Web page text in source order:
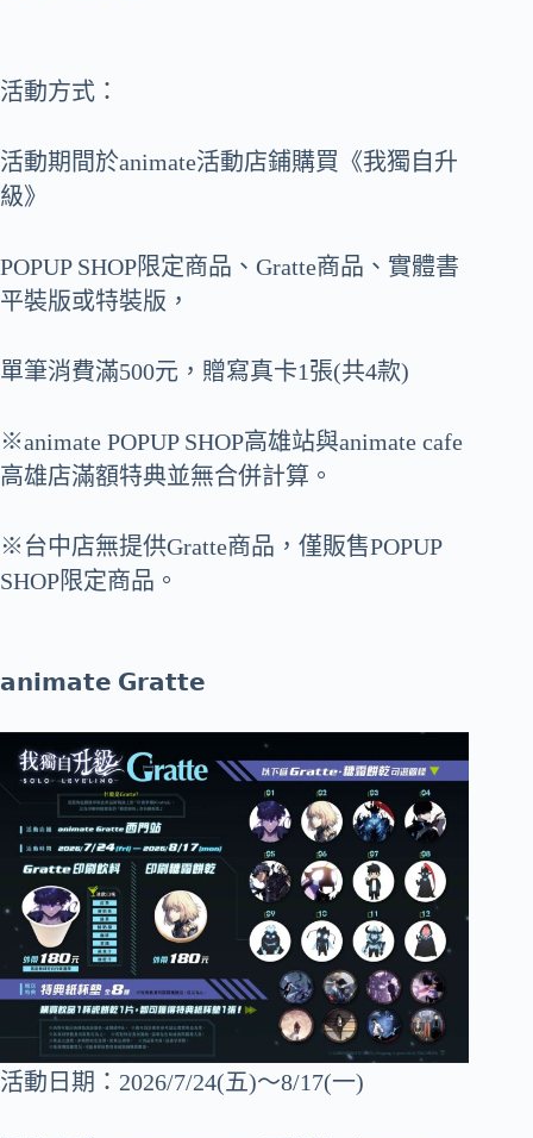
活動方式：
活動期間於animate活動店鋪購買《我獨自升
級》
POPUP SHOP限定商品、Gratte商品、實體書
平裝版或特裝版，
單筆消費滿500元，贈寫真卡1張(共4款)
※animate POPUP SHOP高雄站與animate cafe
高雄店滿額特典並無合併計算。
※台中店無提供Gratte商品，僅販售POPUP
SHOP限定商品。
𝗮𝗻𝗶𝗺𝗮𝘁𝗲 𝗚𝗿𝗮𝘁𝘁𝗲
活動日期：2026/7/24(五)～8/17(一)